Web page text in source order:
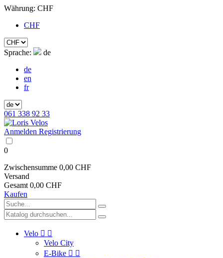
Währung: CHF
CHF
Sprache:
de
de
en
fr
061 338 92 33
Anmelden Registrierung
0
Zwischensumme 0,00 CHF
Versand
Gesamt 0,00 CHF
Kaufen
Velo  
Velo City
E-Bike  